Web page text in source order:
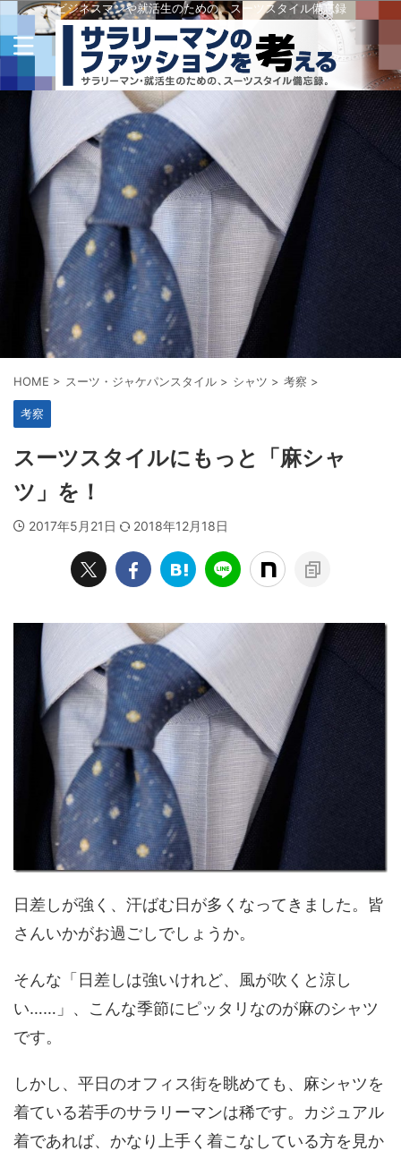
ビジネスマンや就活生のための、スーツスタイル備忘録
HOME > スーツ・ジャケパンスタイル > シャツ > 考察 >
考察
スーツスタイルにもっと「麻シャ
ツ」を！
2017年5月21日 2018年12月18日
日差しが強く、汗ばむ日が多くなってきました。皆
さんいかがお過ごしでしょうか。
そんな「日差しは強いけれど、風が吹くと涼し
い……」、こんな季節にピッタリなのが麻のシャツ
です。
しかし、平日のオフィス街を眺めても、麻シャツを
着ている若手のサラリーマンは稀です。カジュアル
着であれば、かなり上手く着こなしている方を見か